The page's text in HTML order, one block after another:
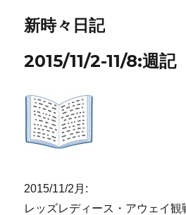
新時々日記
2015/11/2-11/8:週記
2015/11/2月:
レッズレディース・アウェイ観